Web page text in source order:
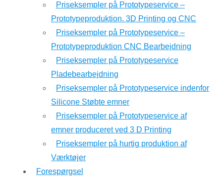
Priseksempler på Prototypeservice –
Prototypeproduktion. 3D Printing og CNC
Priseksempler på Prototypeservice –
Prototypeproduktion CNC Bearbejdning
Priseksempler på Prototypeservice
Pladebearbejdning
Priseksempler på Prototypeservice indenfor
Silicone Støbte emner
Priseksempler på Prototypeservice af
emner produceret ved 3 D Printing
Priseksempler på hurtig produktion af
Værktøjer
Forespørgsel